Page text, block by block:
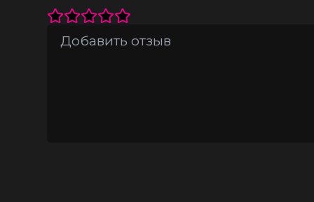
• Время горения около 32 часов.